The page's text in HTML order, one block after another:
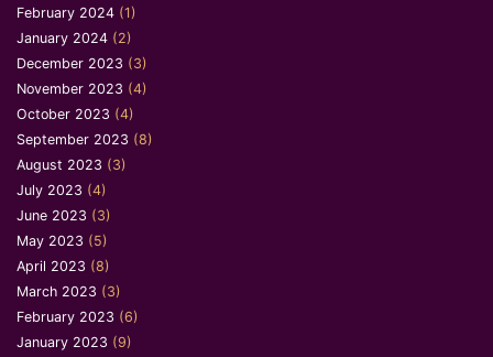
February 2024 (1)
January 2024 (2)
December 2023 (3)
November 2023 (4)
October 2023 (4)
September 2023 (8)
August 2023 (3)
July 2023 (4)
June 2023 (3)
May 2023 (5)
April 2023 (8)
March 2023 (3)
February 2023 (6)
January 2023 (9)